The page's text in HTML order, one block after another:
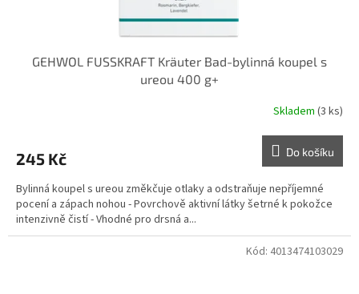
GEHWOL FUSSKRAFT Kräuter Bad-bylinná koupel s
ureou 400 g+
Skladem (3 ks)
245 Kč Do košíku
Bylinná koupel s ureou změkčuje otlaky a odstraňuje nepříjemné
pocení a zápach nohou - Povrchově aktivní látky šetrné k pokožce
intenzivně čistí - Vhodné pro drsná a...
Kód: 4013474103029